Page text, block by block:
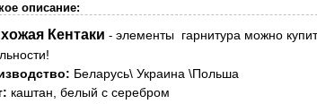
описание:
Кентаки - элементы гарнитура можно
Беларусь\ Украина \Польша
каштан, белый с серебром